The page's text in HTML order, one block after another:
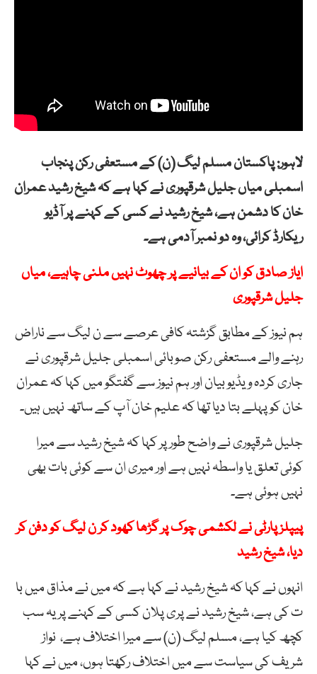
لاہور: پاکستان مسلم لیگ (ن) کے مستعفی رکن پنجاب
اسمبلی میاں جلیل شرقپوری نے کہا ہے کہ شیخ رشید عمران
خان کا دشمن ہے، شیخ رشید نے کسی کے کہنے پر آڈیو
ریکارڈ کرائی، وہ دو نمبر آدمی ہے۔
ایاز صادق کو ان کے بیانیے پر چھوٹ نہیں ملنی چاہیے، میاں
جلیل شرقپوری
ہم نیوز کے مطابق گزشتہ کافی عرصے سے ن لیگ سے ناراض
رہنے والے مستعفی رکن صوبائی اسمبلی جلیل شرقپوری نے
جاری کردہ ویڈیو بیان اور ہم نیوز سے گفتگو میں کہا کہ عمران
خان کو پہلے بتا دیا تھا کہ علیم خان آپ کے ساتھ نہیں ہیں۔
جلیل شرقپوری نے واضح طور پر کہا کہ شیخ رشید سے میرا
کوئی تعلق یا واسطہ نہیں ہے اور میری ان سے کوئی بات بھی
نہیں ہوئی ہے۔
پیپلز پارٹی نے لکشمی چوک پر گڑھا کھود کر ن لیگ کو دفن کر
دیا، شیخ رشید
انہوں نے کہا کہ شیخ رشید نے کہا ہے کہ میں نے مذاق میں با
ت کی ہے، شیخ رشید نے پری پلان کسی کے کہنے پر یہ سب
کچھ کیا ہے، مسلم لیگ (ن) سے میرا اختلاف ہے، نواز
شریف کی سیاست سے میں اختلاف رکھتا ہوں، میں نے کہا